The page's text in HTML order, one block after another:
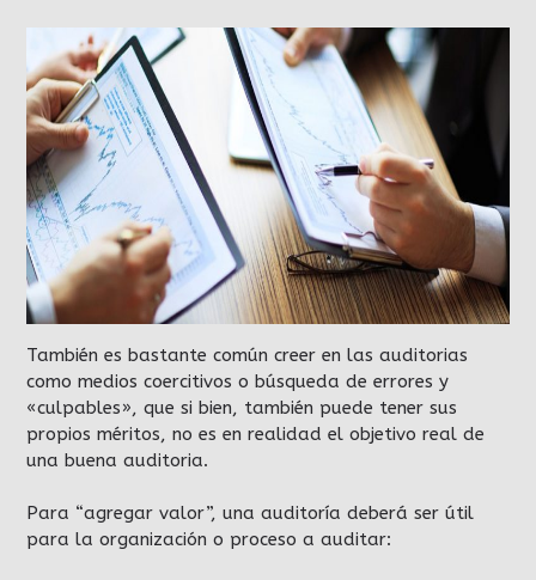
También es bastante común creer en las auditorias
como medios coercitivos o búsqueda de errores y
«culpables», que si bien, también puede tener sus
propios méritos, no es en realidad el objetivo real de
una buena auditoria.
Para “agregar valor”, una auditoría deberá ser útil
para la organización o proceso a auditar: